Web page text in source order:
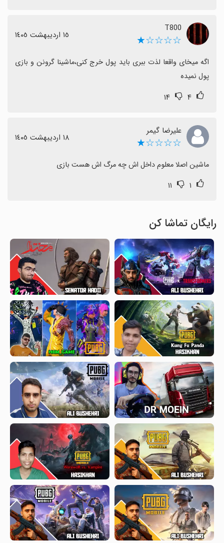
T800
☆☆☆☆★ ١٥ اردیبهشت ١٤٠٥
پول نمیده
۴ ۱۴
علیرضا گیمر
☆☆☆☆★ ١٨ اردیبهشت ١٤٠٥
ماشین اصلا معلوم داخل اش چه مرگ اش هست بازی
۱ ۱۱
رایگان تماشا کن